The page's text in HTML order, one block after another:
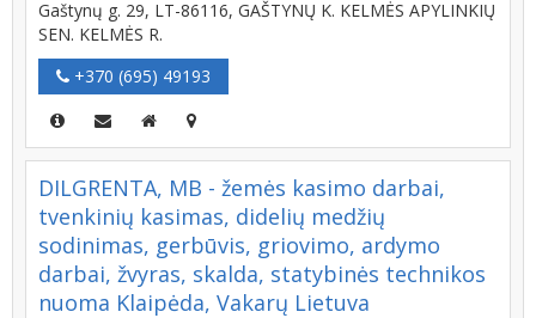
Gaštynų g. 29, LT-86116, GAŠTYNŲ K. KELMĖS APYLINKIŲ
SEN. KELMĖS R.
+370 (695) 49193
DILGRENTA, MB - žemės kasimo darbai,
tvenkinių kasimas, didelių medžių
sodinimas, gerbūvis, griovimo, ardymo
darbai, žvyras, skalda, statybinės technikos
nuoma Klaipėda, Vakarų Lietuva